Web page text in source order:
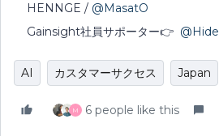
HENNGE /​ ​ @MasatO
Gainsight社員サポーター👉️ ​
AI カスタマーサクセス Japan
M 6 people like this